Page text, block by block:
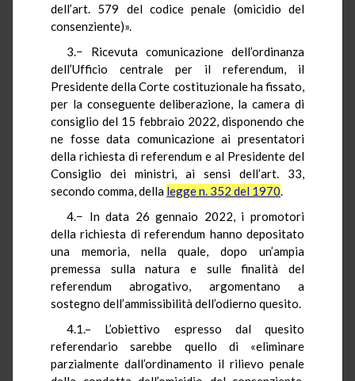
dell’art. 579 del codice penale (omicidio del
consenziente)».
3.− Ricevuta comunicazione dell’ordinanza
dell’Ufficio centrale per il referendum, il
Presidente della Corte costituzionale ha fissato,
per la conseguente deliberazione, la camera di
consiglio del 15 febbraio 2022, disponendo che
ne fosse data comunicazione ai presentatori
della richiesta di referendum e al Presidente del
Consiglio dei ministri, ai sensi dell’art. 33,
secondo comma, della legge n. 352 del 1970.
4.− In data 26 gennaio 2022, i promotori
della richiesta di referendum hanno depositato
una memoria, nella quale, dopo un’ampia
premessa sulla natura e sulle finalità del
referendum abrogativo, argomentano a
sostegno dell’ammissibilità dell’odierno quesito.
4.1.– L’obiettivo espresso dal quesito
referendario sarebbe quello di «eliminare
parzialmente dall’ordinamento il rilievo penale